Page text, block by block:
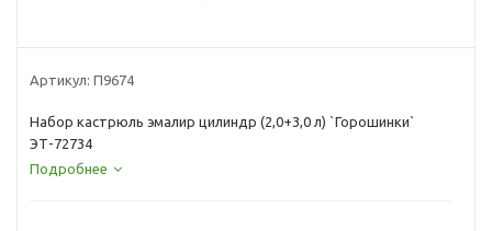
Артикул: П9674
Набор кастрюль эмалир цилиндр (2,0+3,0 л) `Горошинки`
ЭТ-72734
Подробнее